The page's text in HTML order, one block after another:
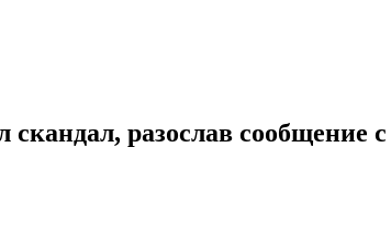
разослав сообщение